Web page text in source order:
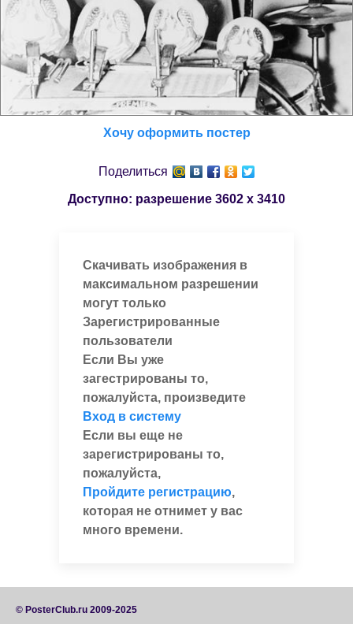
Хочу оформить постер
Поделиться
Доступно: разрешение 3602 x 3410
Скачивать изображения в
максимальном разрешении
могут только
Зарегистрированные
пользователи
Если Вы уже
загестрированы то,
пожалуйста, произведите
Вход в систему
Если вы еще не
зарегистрированы то,
пожалуйста,
Пройдите регистрацию,
которая не отнимет у вас
много времени.
© PosterClub.ru 2009-2025